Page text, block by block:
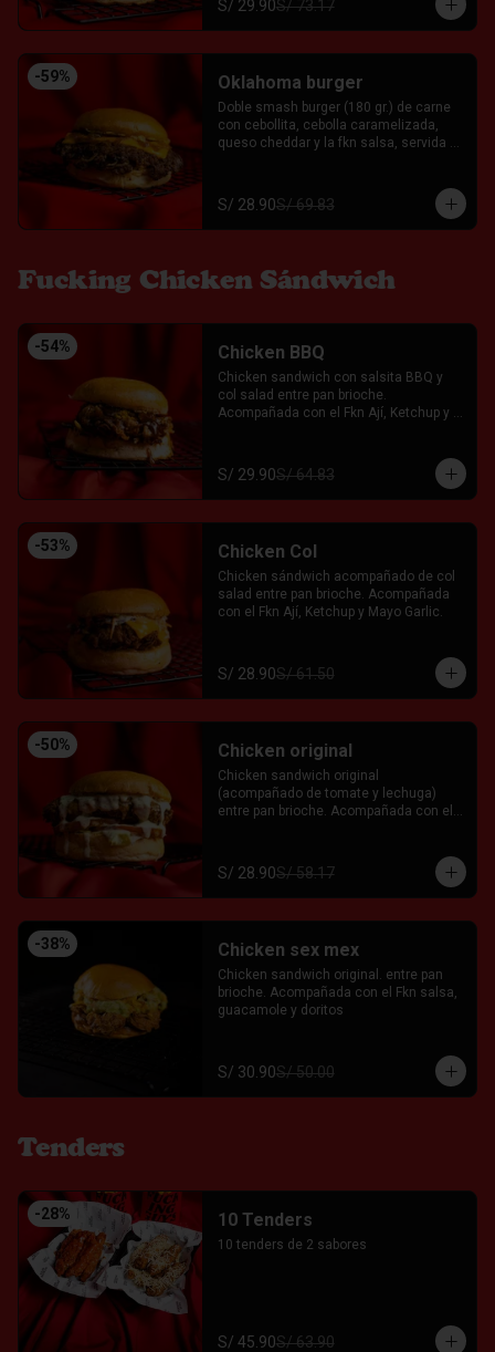
S/ 29.90S/ 73.17
-59% Oklahoma burger
Doble smash burger (180 gr.) de carne
con cebollita, cebolla caramelizada,
queso cheddar y la fkn salsa, servida
S/ 28.90S/ 69.83
Fucking Chicken Sándwich
-54% Chicken BBQ
Chicken sandwich con salsita BBQ y
col salad entre pan brioche.
Acompañada con el Fkn Ají, Ketchup y
S/ 29.90S/ 64.83
-53% Chicken Col
Chicken sándwich acompañado de col
salad entre pan brioche. Acompañada
con el Fkn Ají, Ketchup y Mayo Garlic.
S/ 28.90S/ 61.50
-50% Chicken original
Chicken sandwich original
(acompañado de tomate y lechuga)
entre pan brioche. Acompañada con el
S/ 28.90S/ 58.17
-38% Chicken sex mex
Chicken sandwich original. entre pan
brioche. Acompañada con el Fkn salsa,
guacamole y doritos
S/ 30.90S/ 50.00
Tenders
-28% 10 Tenders
10 tenders de 2 sabores
S/ 45.90S/ 63.90